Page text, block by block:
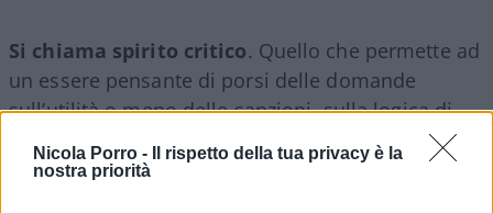
Nicola Porro -
Il rispetto della tua privacy è la
nostra priorità
Si chiama spirito critico. Quello che permette ad
un essere pensante di porsi delle domande
sull’utilità o meno delle sanzioni, sulla logica di
sull’opportunità di cercare a tutti i costi un